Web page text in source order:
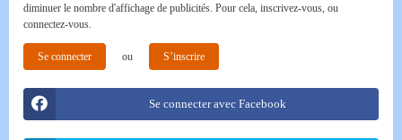
diminuer le nombre d'affichage de publicités. Pour cela, inscrivez-vous, ou
connectez-vous.
Se connecter ou S’inscrire
Se connecter avec Facebook